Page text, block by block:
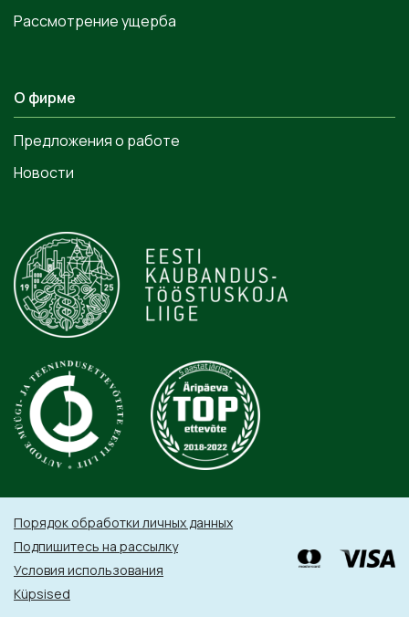
Рассмотрение ущерба
О фирме
Предложения о работе
Новости
Порядок обработки личных данных
Подпишитесь на рассылку
Условия использования
Küpsised